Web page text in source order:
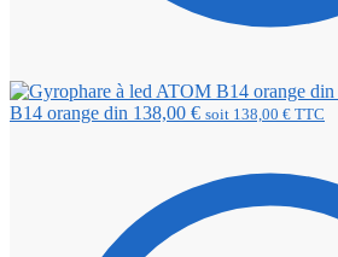
B14 orange din 138,00 € soit 138,00 € TTC